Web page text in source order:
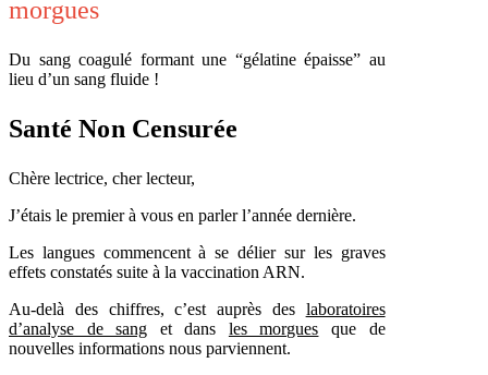
morgues
Du sang coagulé formant une “gélatine épaisse” au
lieu d’un sang fluide !
Santé Non Censurée
Chère lectrice, cher lecteur,
J’étais le premier à vous en parler l’année dernière.
Les langues commencent à se délier sur les graves
effets constatés suite à la vaccination ARN.
Au-delà des chiffres, c’est auprès des laboratoires
d’analyse de sang et dans les morgues que de
nouvelles informations nous parviennent.